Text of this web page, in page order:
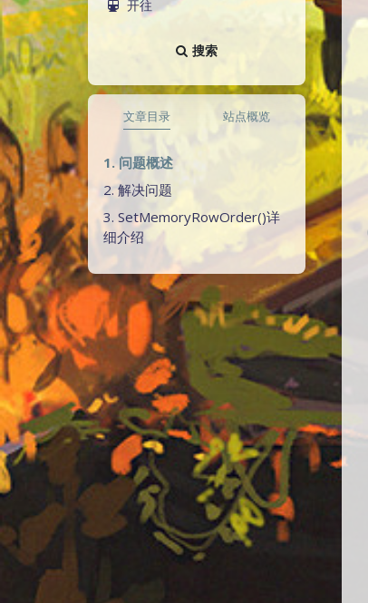
开往
搜索
文章目录 站点概览
1. 问题概述
2. 解决问题
3. SetMemoryRowOrder()详
细介绍